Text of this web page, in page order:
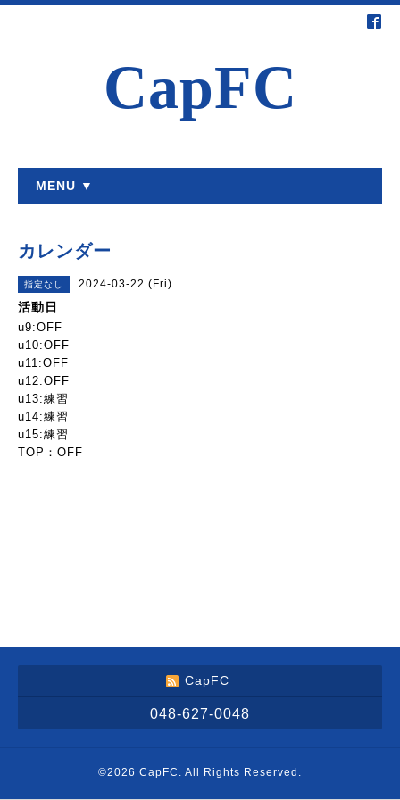
CapFC
MENU ▼
カレンダー
指定なし 2024-03-22 (Fri)
活動日
u9:OFF
u10:OFF
u11:OFF
u12:OFF
u13:練習
u14:練習
u15:練習
TOP：OFF
CapFC
048-627-0048
©2026 CapFC . All Rights Reserved.